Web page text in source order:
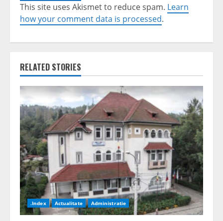
This site uses Akismet to reduce spam. Learn
how your comment data is processed.
RELATED STORIES
.Index Actualitate Administratie